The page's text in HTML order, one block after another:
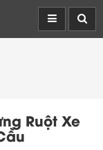
Ruột Xe